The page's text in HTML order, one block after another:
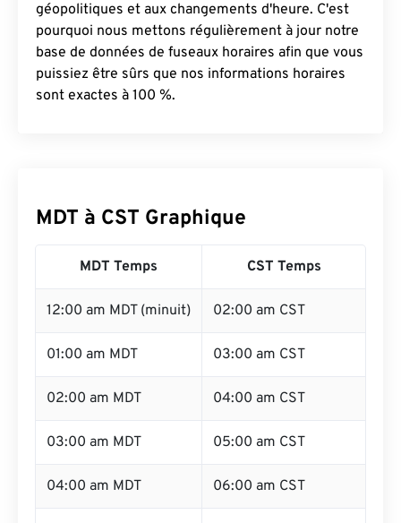
géopolitiques et aux changements d'heure. C'est
pourquoi nous mettons régulièrement à jour notre
base de données de fuseaux horaires afin que vous
puissiez être sûrs que nos informations horaires
sont exactes à 100 %.
MDT à CST Graphique
MDT Temps CST Temps
12:00 am MDT (minuit) 02:00 am CST
01:00 am MDT 03:00 am CST
02:00 am MDT 04:00 am CST
03:00 am MDT 05:00 am CST
04:00 am MDT 06:00 am CST